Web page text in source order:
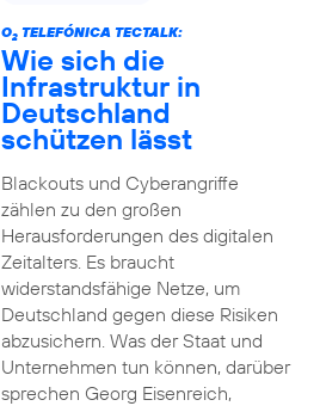
O2TELEFÓNICA TECTALK:
Wie sich die
Infrastruktur in
Deutschland
schützen lässt
Blackouts und Cyberangriffe
zählen zu den großen
Herausforderungen des digitalen
Zeitalters. Es braucht
widerstandsfähige Netze, um
Deutschland gegen diese Risiken
abzusichern. Was der Staat und
Unternehmen tun können, darüber
sprechen Georg Eisenreich,